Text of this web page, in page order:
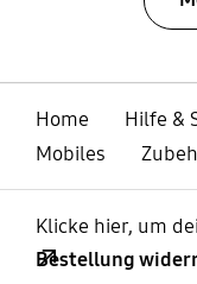
Home
Hilfe &
Mobiles
Klicke hier, um
Bestellung